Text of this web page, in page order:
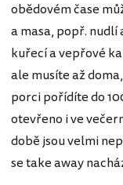
obědovém čase
a masa, popř. nudlí
kuřecí a vepřové
ale musíte až
porci pořídíte do
otevřeno i ve
době jsou velmi
se take away